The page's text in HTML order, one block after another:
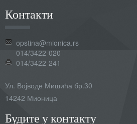
Контакти
opstina@mionica.rs
014/3422-020
014/3422-241
Ул. Војводе Мишића бр.30
14242 Мионица
Будите у контакту